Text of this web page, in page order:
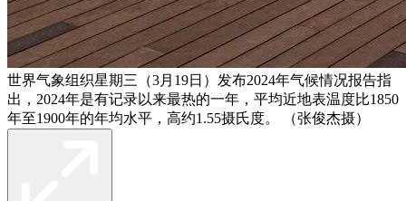
世界气象组织星期三（3月19日）发布2024年气候情况报告指
出，2024年是有记录以来最热的一年，平均近地表温度比1850
年至1900年的年均水平，高约1.55摄氏度。 （张俊杰摄）